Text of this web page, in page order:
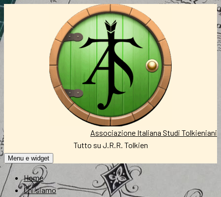
Vai
al
contenuto
Associazione Italiana Studi Tolkieniani
Tutto su J.R.R. Tolkien
Menu e widget
Home
Chi siamo